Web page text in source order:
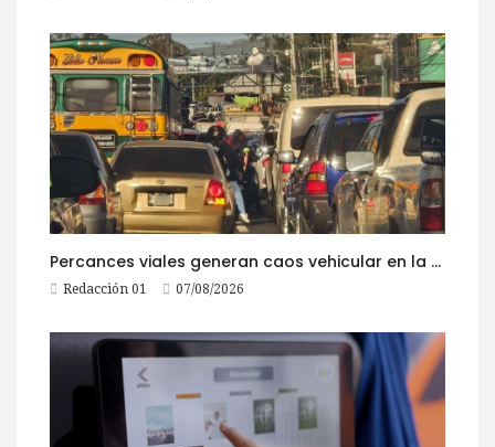
Percances viales generan caos vehicular en la ruta al Pacífico este viernes
Redacción 01 07/08/2026